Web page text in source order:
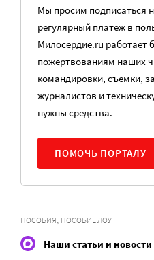
Мы просим подписаться
регулярный платеж в
Милосердие.ru работает
пожертвованиям наших
командировки, съемки,
журналистов и
нужны средства.
ПОМОЧЬ ПОРТАЛУ
ПОСОБИЯ, ПОСОБИЕ ЛОУ
Наши статьи и